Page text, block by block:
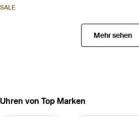
SALE
Mehr sehen
Uhren von Top Marken